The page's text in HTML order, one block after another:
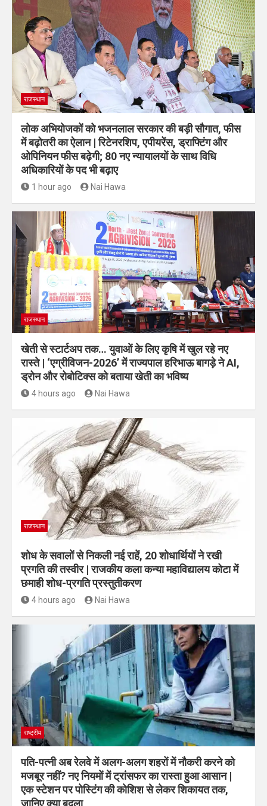
राजस्थान
लोक अभियोजकों को भजनलाल सरकार की बड़ी सौगात, फीस
में बढ़ोतरी का ऐलान | रिटेनरशिप, एपीयरेंस, ड्राफ्टिंग और
ओपिनियन फीस बढ़ेगी; 80 नए न्यायालयों के साथ विधि
अधिकारियों के पद भी बढ़ाए
1 hour ago Nai Hawa
राजस्थान
खेती से स्टार्टअप तक… युवाओं के लिए कृषि में खुल रहे नए
रास्ते | ‘एग्रीविजन-2026’ में राज्यपाल हरिभाऊ बागड़े ने AI,
ड्रोन और रोबोटिक्स को बताया खेती का भविष्य
4 hours ago Nai Hawa
राजस्थान
शोध के सवालों से निकली नई राहें, 20 शोधार्थियों ने रखी
प्रगति की तस्वीर | राजकीय कला कन्या महाविद्यालय कोटा में
छमाही शोध-प्रगति प्रस्तुतीकरण
4 hours ago Nai Hawa
राष्ट्रीय
पति-पत्नी अब रेलवे में अलग-अलग शहरों में नौकरी करने को
मजबूर नहीं? नए नियमों में ट्रांसफर का रास्ता हुआ आसान |
एक स्टेशन पर पोस्टिंग की कोशिश से लेकर शिकायत तक,
जानिए क्या बदला